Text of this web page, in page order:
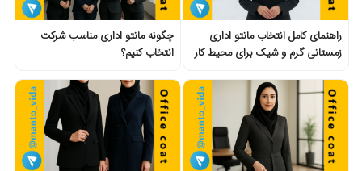
راهنمای کامل انتخاب مانتو اداری
زمستانی گرم و شیک برای محیط کار
چگونه مانتو اداری مناسب شرکت
انتخاب کنیم؟